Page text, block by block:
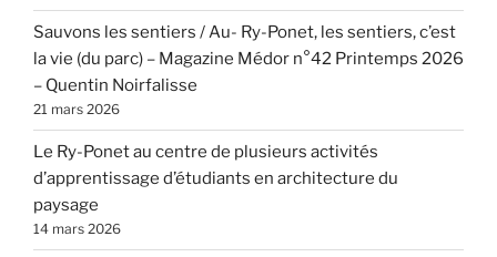
Sauvons les sentiers / Au- Ry-Ponet, les sentiers, c’est
la vie (du parc) – Magazine Médor n°42 Printemps 2026
– Quentin Noirfalisse
21 mars 2026
Le Ry-Ponet au centre de plusieurs activités
d’apprentissage d’étudiants en architecture du
paysage
14 mars 2026